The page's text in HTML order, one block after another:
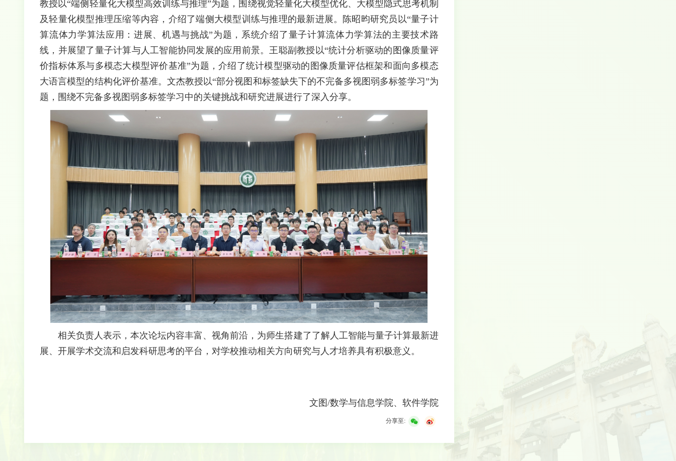
教授以“端侧轻量化大模型高效训练与推理”为题，围绕视觉轻量化大模型优化、大模型隐式思考机制
及轻量化模型推理压缩等内容，介绍了端侧大模型训练与推理的最新进展。陈昭昀研究员以“量子计
算流体力学算法应用：进展、机遇与挑战”为题，系统介绍了量子计算流体力学算法的主要技术路
线，并展望了量子计算与人工智能协同发展的应用前景。王聪副教授以“统计分析驱动的图像质量评
价指标体系与多模态大模型评价基准”为题，介绍了统计模型驱动的图像质量评估框架和面向多模态
大语言模型的结构化评价基准。文杰教授以“部分视图和标签缺失下的不完备多视图弱多标签学习”为
题，围绕不完备多视图弱多标签学习中的关键挑战和研究进展进行了深入分享。
相关负责人表示，本次论坛内容丰富、视角前沿，为师生搭建了了解人工智能与量子计算最新进
展、开展学术交流和启发科研思考的平台，对学校推动相关方向研究与人才培养具有积极意义。
文图/数学与信息学院、软件学院
分享至: